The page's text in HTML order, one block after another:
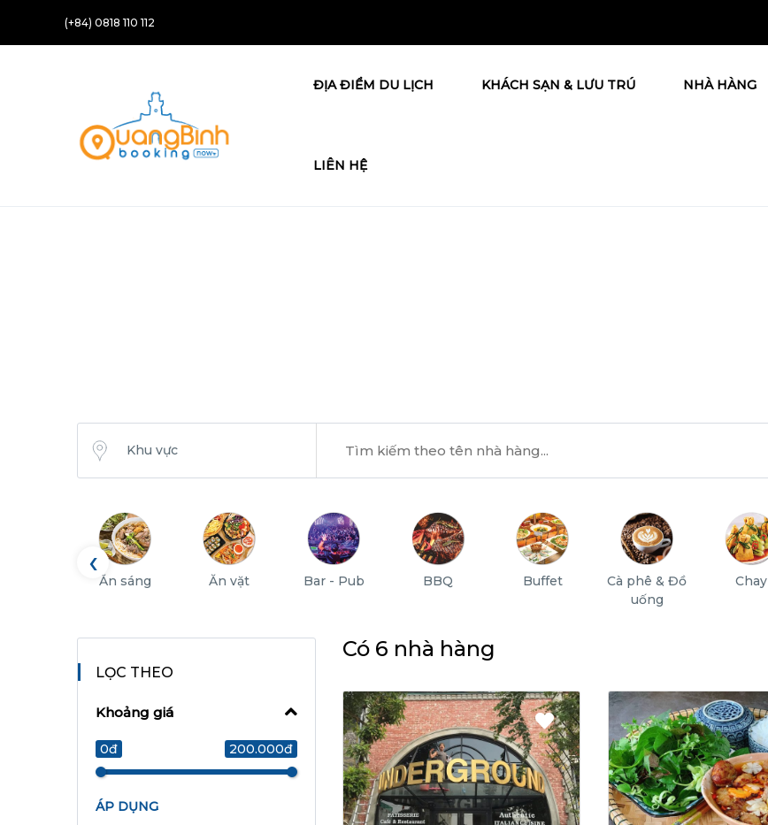
(+84) 0818 110 112
ĐỊA ĐIỂM DU LỊCH KHÁCH SẠN & LƯU TRÚ NHÀ HÀNG
LIÊN HỆ
Khu vực
Ăn sáng Ăn vặt Bar - Pub BBQ Buffet
Cà phê & Đồ
uống
Chay
‹
LỌC THEO
Khoảng giá
0đ 200.000đ
ÁP DỤNG
Có 6 nhà hàng